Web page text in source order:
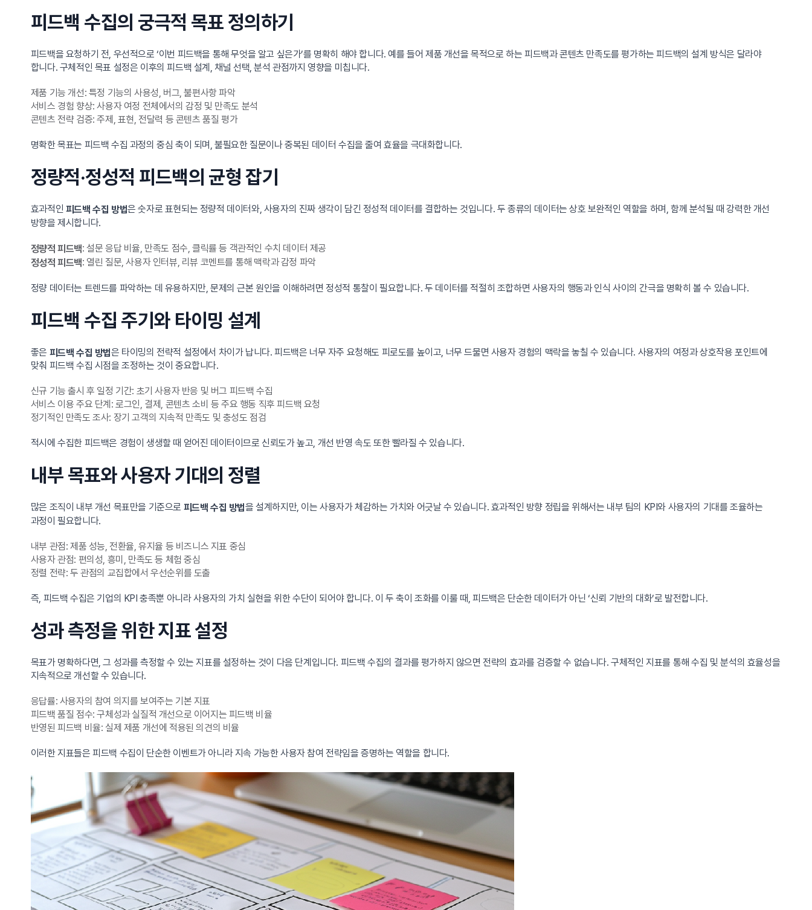
피드백 수집의 궁극적 목표 정의하기
피드백을 요청하기 전, 우선적으로 ‘이번 피드백을 통해 무엇을 알고 싶은가’를 명확히 해야 합니다. 예를 들어 제품 개선을 목적으로 하는 피드백과 콘텐츠 만족도를 평가하는 피드백의 설계 방식은 달라야
합니다. 구체적인 목표 설정은 이후의 피드백 설계, 채널 선택, 분석 관점까지 영향을 미칩니다.
제품 기능 개선: 특정 기능의 사용성, 버그, 불편사항 파악
서비스 경험 향상: 사용자 여정 전체에서의 감정 및 만족도 분석
콘텐츠 전략 검증: 주제, 표현, 전달력 등 콘텐츠 품질 평가
명확한 목표는 피드백 수집 과정의 중심 축이 되며, 불필요한 질문이나 중복된 데이터 수집을 줄여 효율을 극대화합니다.
정량적·정성적 피드백의 균형 잡기
효과적인 피드백 수집 방법은 숫자로 표현되는 정량적 데이터와, 사용자의 진짜 생각이 담긴 정성적 데이터를 결합하는 것입니다. 두 종류의 데이터는 상호 보완적인 역할을 하며, 함께 분석될 때 강력한 개선
방향을 제시합니다.
정량적 피드백: 설문 응답 비율, 만족도 점수, 클릭률 등 객관적인 수치 데이터 제공
정성적 피드백: 열린 질문, 사용자 인터뷰, 리뷰 코멘트를 통해 맥락과 감정 파악
정량 데이터는 트렌드를 파악하는 데 유용하지만, 문제의 근본 원인을 이해하려면 정성적 통찰이 필요합니다. 두 데이터를 적절히 조합하면 사용자의 행동과 인식 사이의 간극을 명확히 볼 수 있습니다.
피드백 수집 주기와 타이밍 설계
좋은 피드백 수집 방법은 타이밍의 전략적 설정에서 차이가 납니다. 피드백은 너무 자주 요청해도 피로도를 높이고, 너무 드물면 사용자 경험의 맥락을 놓칠 수 있습니다. 사용자의 여정과 상호작용 포인트에
맞춰 피드백 수집 시점을 조정하는 것이 중요합니다.
신규 기능 출시 후 일정 기간: 초기 사용자 반응 및 버그 피드백 수집
서비스 이용 주요 단계: 로그인, 결제, 콘텐츠 소비 등 주요 행동 직후 피드백 요청
정기적인 만족도 조사: 장기 고객의 지속적 만족도 및 충성도 점검
적시에 수집한 피드백은 경험이 생생할 때 얻어진 데이터이므로 신뢰도가 높고, 개선 반영 속도 또한 빨라질 수 있습니다.
내부 목표와 사용자 기대의 정렬
많은 조직이 내부 개선 목표만을 기준으로 피드백 수집 방법을 설계하지만, 이는 사용자가 체감하는 가치와 어긋날 수 있습니다. 효과적인 방향 정립을 위해서는 내부 팀의 KPI와 사용자의 기대를 조율하는
과정이 필요합니다.
내부 관점: 제품 성능, 전환율, 유지율 등 비즈니스 지표 중심
사용자 관점: 편의성, 흥미, 만족도 등 체험 중심
정렬 전략: 두 관점의 교집합에서 우선순위를 도출
즉, 피드백 수집은 기업의 KPI 충족뿐 아니라 사용자의 가치 실현을 위한 수단이 되어야 합니다. 이 두 축이 조화를 이룰 때, 피드백은 단순한 데이터가 아닌 ‘신뢰 기반의 대화’로 발전합니다.
성과 측정을 위한 지표 설정
목표가 명확하다면, 그 성과를 측정할 수 있는 지표를 설정하는 것이 다음 단계입니다. 피드백 수집의 결과를 평가하지 않으면 전략의 효과를 검증할 수 없습니다. 구체적인 지표를 통해 수집 및 분석의 효율성을
지속적으로 개선할 수 있습니다.
응답률: 사용자의 참여 의지를 보여주는 기본 지표
피드백 품질 점수: 구체성과 실질적 개선으로 이어지는 피드백 비율
반영된 피드백 비율: 실제 제품 개선에 적용된 의견의 비율
이러한 지표들은 피드백 수집이 단순한 이벤트가 아니라 지속 가능한 사용자 참여 전략임을 증명하는 역할을 합니다.